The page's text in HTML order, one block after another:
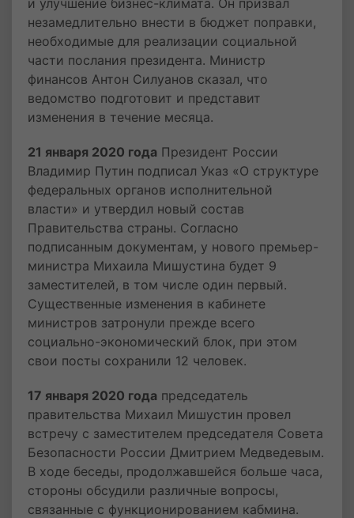
и улучшение бизнес-климата. Он призвал
незамедлительно внести в бюджет поправки,
необходимые для реализации социальной
части послания президента. Министр
финансов Антон Силуанов сказал, что
ведомство подготовит и представит
изменения в течение месяца.
21 января 2020 года Президент России
Владимир Путин подписал Указ «О структуре
федеральных органов исполнительной
власти» и утвердил новый состав
Правительства страны. Согласно
подписанным документам, у нового премьер-
министра Михаила Мишустина будет 9
заместителей, в том числе один первый.
Существенные изменения в кабинете
министров затронули прежде всего
социально-экономический блок, при этом
свои посты сохранили 12 человек.
17 января 2020 года председатель
правительства Михаил Мишустин провел
встречу с заместителем председателя Совета
Безопасности России Дмитрием Медведевым.
В ходе беседы, продолжавшейся больше часа,
стороны обсудили различные вопросы,
связанные с функционированием кабмина.